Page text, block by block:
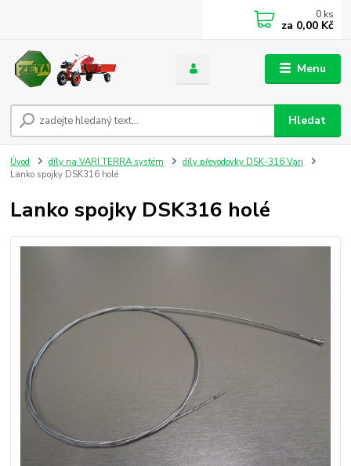
Menu
Hledat
0 ks
za 0,00 Kč
Úvod díly na VARI TERRA systém
díly převodovky DSK-316 Vari
Lanko spojky DSK316 holé
Lanko spojky DSK316 holé